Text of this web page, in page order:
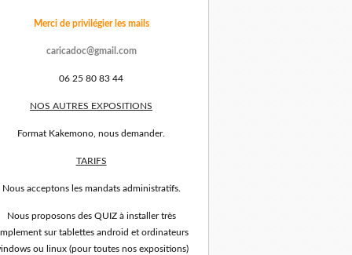
Merci de privilégier les mails
caricadoc@gmail.com
06 25 80 83 44
NOS AUTRES EXPOSITIONS
Format Kakemono, nous demander.
TARIFS
Nous acceptons les mandats administratifs.
Nous proposons des QUIZ à installer très
sur tablettes android et ordinateurs
ou linux (pour toutes nos expositions)